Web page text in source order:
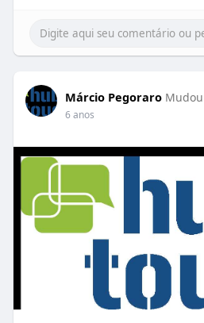
Márcio Pegoraro
6 anos